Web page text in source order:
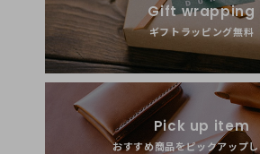
Gift wrapping
ギフトラッピング無料
Pick up item
おすすめ商品をピックアップ